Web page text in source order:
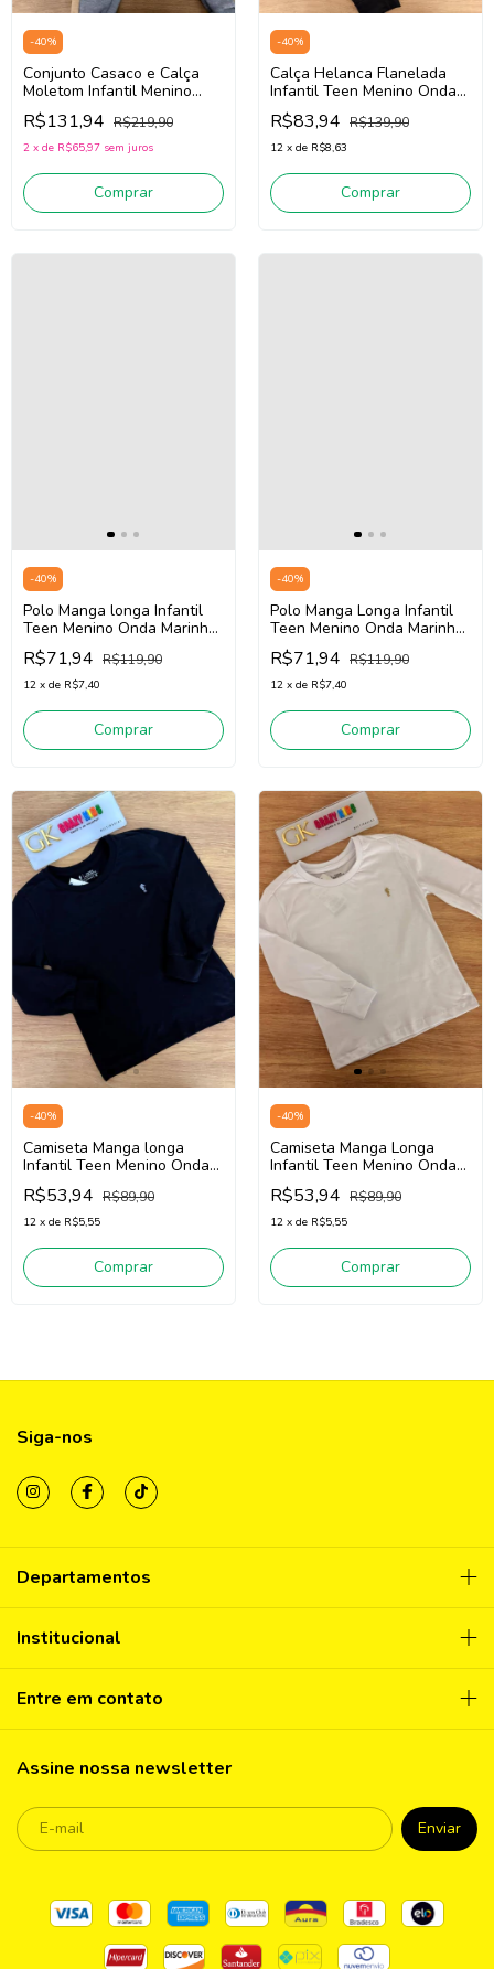
-40%
Conjunto Casaco e Calça
Moletom Infantil Menino
Onda Marinha 1261063
(Cinza/Bege Claro)
R$131,94 R$219,90
2 x de R$65,97 sem juros
Comprar
-40%
Calça Helanca Flanelada
Infantil Teen Menino Onda
Marinha 5261031 (preto)
R$83,94 R$139,90
12 x de R$8,63
Comprar
-40%
Polo Manga longa Infantil
Teen Menino Onda Marinha
526102 1 (Branco)
R$71,94 R$119,90
12 x de R$7,40
Comprar
-40%
Polo Manga Longa Infantil
Teen Menino Onda Marinha
5261021 (Marinho)
R$71,94 R$119,90
12 x de R$7,40
Comprar
-40%
Camiseta Manga longa
Infantil Teen Menino Onda
Marinha 5261012 (Preto)
R$53,94 R$89,90
12 x de R$5,55
Comprar
-40%
Camiseta Manga Longa
Infantil Teen Menino Onda
Marinha 5261012 (Branco)
R$53,94 R$89,90
12 x de R$5,55
Comprar
Siga-nos
Departamentos
Institucional
Entre em contato
Assine nossa newsletter